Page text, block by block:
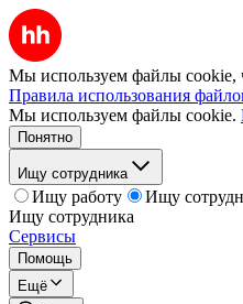
Мы используем файлы cookie,
Правила использования
Мы используем файлы cookie.
Понятно
Ищу сотрудника
Ищу работу
Ищу
Ищу сотрудника
Сервисы
Помощь
Ещё